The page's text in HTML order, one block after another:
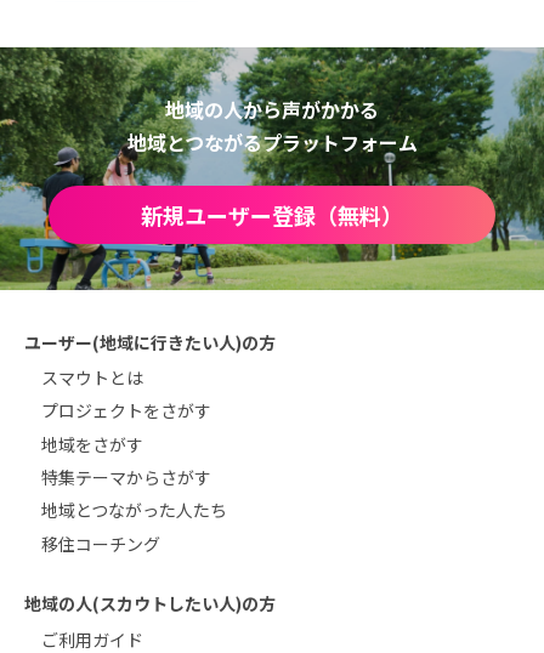
地域の人から声がかかる
地域とつながるプラットフォーム
新規ユーザー登録（無料）
ユーザー(地域に行きたい人)の方
スマウトとは
プロジェクトをさがす
地域をさがす
特集テーマからさがす
地域とつながった人たち
移住コーチング
地域の人(スカウトしたい人)の方
ご利用ガイド